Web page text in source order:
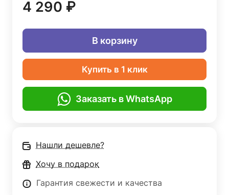
4 290 ₽
В корзину
Купить в 1 клик
Заказать в WhatsApp
Нашли дешевле?
Хочу в подарок
Гарантия свежести и качества